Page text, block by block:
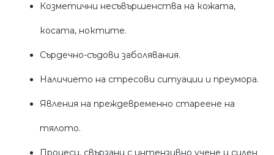
Козметични несъвършенства на кожата,
косата, ноктите.
Сърдечно-съдови заболявания.
Наличието на стресови ситуации и преумора.
Явления на преждевременно стареене на
тялото.
Процеси, свързани с интензивно учене и силен